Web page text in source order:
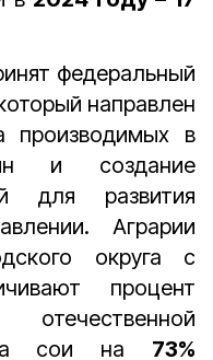
федеральный
направлен
производимых в
и создание
для развития
Аграрии
округа с
процент
отечественной
сои на 73%